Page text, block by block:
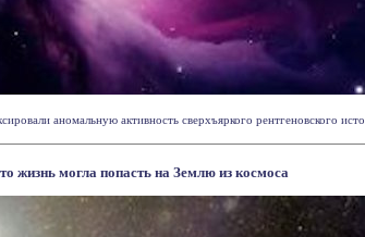
аномальную активность сверхъяркого рентгеновского
жизнь могла попасть на Землю из космоса